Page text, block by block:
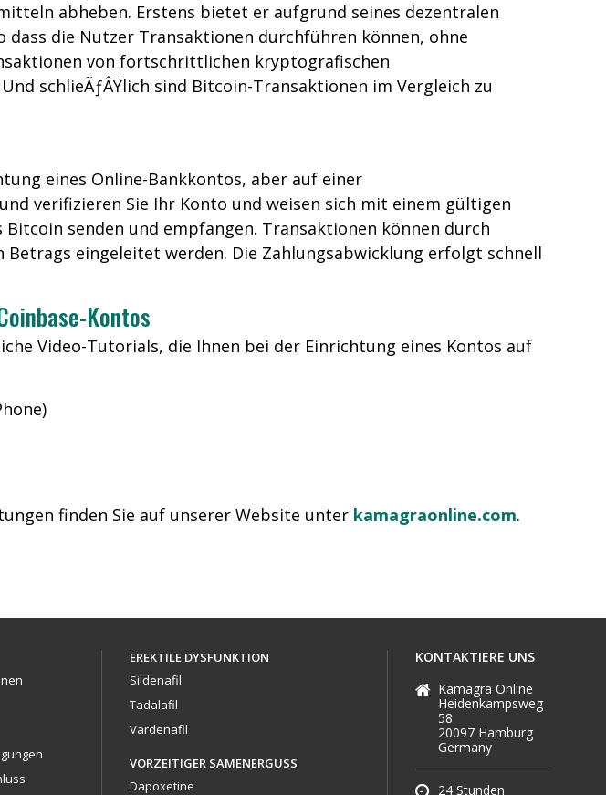
abheben. Erstens bietet er aufgrund seines dezentralen
dass die Nutzer Transaktionen durchführen können, ohne
von fortschrittlichen kryptografischen
schlieÃƒÂŸlich sind Bitcoin-Transaktionen im Vergleich zu
eines Online-Bankkontos, aber auf einer
verifizieren Sie Ihr Konto und weisen sich mit einem gültigen
senden und empfangen. Transaktionen können durch
eingeleitet werden. Die Zahlungsabwicklung erfolgt schnell
Kontos
Video-Tutorials, die Ihnen bei der Einrichtung eines Kontos auf
finden Sie auf unserer Website unter kamagraonline.com.
EREKTILE DYSFUNKTION
Sildenafil
Tadalafil
Vardenafil
VORZEITIGER SAMENERGUSS
Dapoxetine
KONTAKTIERE UNS
Kamagra Online
Heidenkampsweg
58
20097 Hamburg
Germany
24 Stunden